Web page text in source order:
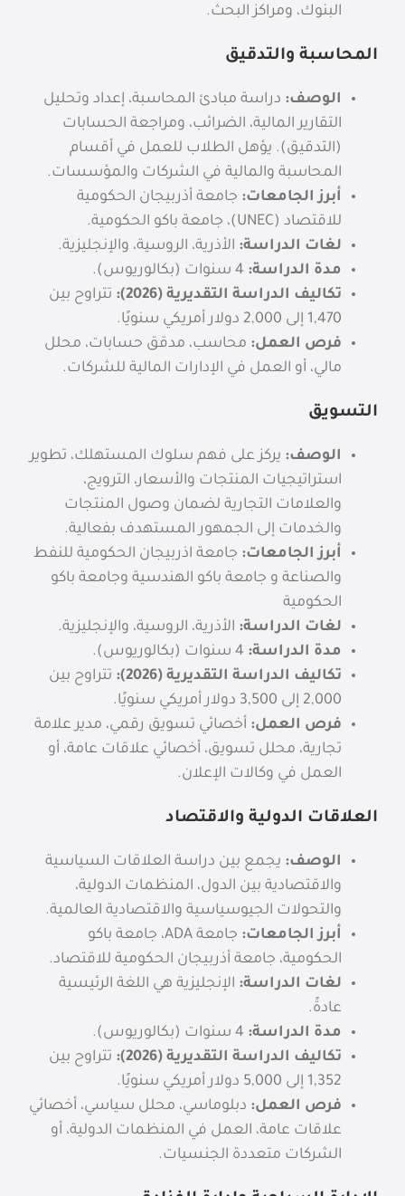
البنوك، ومراكز البحث.
المحاسبة والتدقيق
الوصف: دراسة مبادئ المحاسبة، إعداد وتحليل
التقارير المالية، الضرائب، ومراجعة الحسابات
(التدقيق). يؤهل الطلاب للعمل في أقسام
المحاسبة والمالية في الشركات والمؤسسات.
أبرز الجامعات: جامعة أذربيجان الحكومية
للاقتصاد (UNEC)، جامعة باكو الحكومية.
لغات الدراسة: الأذرية، الروسية، والإنجليزية.
مدة الدراسة:
تكاليف الدراسة التقديرية (2026):
تتراوح بين
1,470 إلى 2,000 دولار أمريكي سنويًا.
فرص العمل: محاسب، مدقق حسابات، محلل
مالي، أو العمل في الإدارات المالية للشركات.
التسويق
الوصف: يركز على فهم سلوك المستهلك، تطوير
استراتيجيات المنتجات والأسعار، الترويج،
والعلامات التجارية لضمان وصول المنتجات
والخدمات إلى الجمهور المستهدف بفعالية.
أبرز الجامعات: جامعة اذربيجان الحكومية للنفط
والصناعة و جامعة باكو الهندسية وجامعة باكو
الحكومية
لغات الدراسة: الأذرية، الروسية، والإنجليزية.
مدة الدراسة:
تكاليف الدراسة التقديرية (2026):
تتراوح بين
2,000 إلى 3,500 دولار أمريكي سنويًا.
فرص العمل: أخصائي تسويق رقمي، مدير علامة
تجارية، محلل تسويق، أخصائي علاقات عامة، أو
العمل في وكالات الإعلان.
العلاقات الدولية والاقتصاد
الوصف: يجمع بين دراسة العلاقات السياسية
والاقتصادية بين الدول، المنظمات الدولية،
والتحولات الجيوسياسية والاقتصادية العالمية.
أبرز الجامعات:
جامعة ADA، جامعة باكو
الحكومية، جامعة أذربيجان الحكومية للاقتصاد.
لغات الدراسة: الإنجليزية هي اللغة الرئيسية
عادةً.
مدة الدراسة:
تكاليف الدراسة التقديرية (2026):
تتراوح بين
1,352 إلى 5,000 دولار أمريكي سنويًا.
فرص العمل: دبلوماسي، محلل سياسي، أخصائي
علاقات عامة، العمل في المنظمات الدولية، أو
الشركات متعددة الجنسيات.